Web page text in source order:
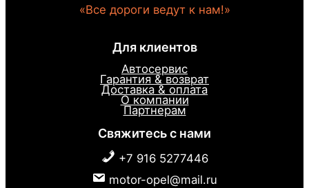
«Все дороги ведут к нам!»
Для клиентов
Автосервис
Гарантия & возврат
Доставка & оплата
О компании
Партнерам
Свяжитесь с нами
+7 916 5277446
motor-opel@mail.ru